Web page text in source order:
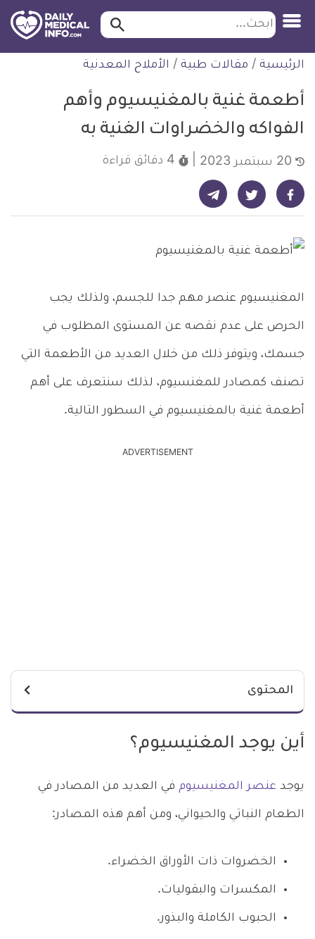
التخطي
للمحتوى
طبية
ابحث ابحث…
الرئيسية / مقالات طبية / الأملاح المعدنية
أطعمة غنية بالمغنيسيوم وأهم
الفواكه والخضراوات الغنية به
4 دقائق قراءة
شارك على فيسبوك - ديلي ميديكال انفو شارك على تويتر - ديلي ميديكال انفو شارك على تيليجرام - ديلي ميديكال انفو
المغنيسيوم عنصر مهم جدا للجسم، ولذلك يجب
الحرص على عدم نقصه عن المستوى المطلوب في
جسمك، ويتوفر ذلك من خلال العديد من الأطعمة التي
تصنف كمصادر للمغنسيوم، لذلك سنتعرف على أهم
أطعمة غنية بالمغنيسيوم في السطور التالية.
ADVERTISEMENT
المحتوى
أين يوجد المغنيسيوم؟
يوجد عنصر المغنيسيوم في العديد من المصادر في
الطعام النباتي والحيواني، ومن أهم هذه المصادر:
الخضروات ذات الأوراق الخضراء.
المكسرات والبقوليات.
الحبوب الكاملة والبذور.